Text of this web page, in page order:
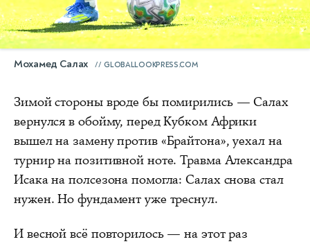
Мохамед Салах GLOBALLOOKPRESS.COM
Зимой стороны вроде бы помирились — Салах
вернулся в обойму, перед Кубком Африки
вышел на замену против «Брайтона», уехал на
турнир на позитивной ноте. Травма Александра
Исака на полсезона помогла: Салах снова стал
нужен. Но фундамент уже треснул.
И весной всё повторилось — на этот раз